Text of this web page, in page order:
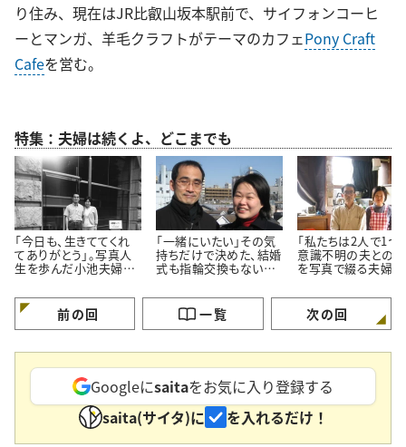
り住み、現在はJR比叡山坂本駅前で、サイフォンコーヒ
ーとマンガ、羊毛クラフトがテーマのカフェPony Craft
Cafeを営む。
特集：夫婦は続くよ、どこまでも
「今日も、生きててくれ
てありがとう」。写真人
生を歩んだ小池夫婦に
「一緒にいたい」その気
持ちだけで決めた、結婚
式も指輪交換もない小
「私たちは2人で1つ」
意識不明の夫との
を写真で綴る夫婦
前の回 一覧 次の回
Googleにsaitaをお気に入り登録する
saita(サイタ)に
を入れるだけ！